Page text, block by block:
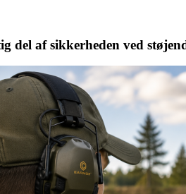
del af sikkerheden ved